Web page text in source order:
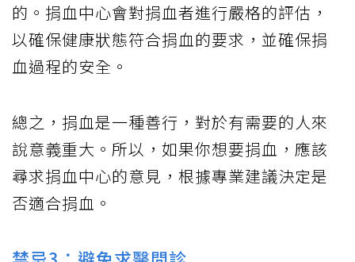
的。捐血中心會對捐血者進行嚴格的評估，
以確保健康狀態符合捐血的要求，並確保捐
血過程的安全。
總之，捐血是一種善行，對於有需要的人來
說意義重大。所以，如果你想要捐血，應該
尋求捐血中心的意見，根據專業建議決定是
否適合捐血。